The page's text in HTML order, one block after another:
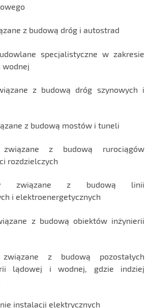
z budową dróg i autostrad
specjalistyczne w zakresie
wodnej
z budową dróg szynowych i
z budową mostów i tuneli
związane z budową rurociągów
rozdzielczych
związane z budową linii
i elektroenergetycznych
z budową obiektów inżynierii
z budową pozostałych
lądowej i wodnej, gdzie indziej
instalacji elektrycznych